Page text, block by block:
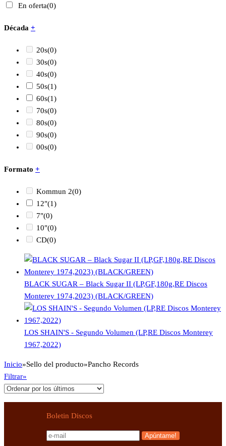
En oferta(0)
Década +
20s(0)
30s(0)
40s(0)
50s(1)
60s(1)
70s(0)
80s(0)
90s(0)
00s(0)
Formato +
Kommun 2(0)
12"(1)
7"(0)
10"(0)
CD(0)
BLACK SUGAR – Black Sugar II (LP,GF,180g,RE Discos
Monterey 1974,2023) (BLACK/GREEN)
LOS SHAIN'S - Segundo Volumen (LP,RE Discos Monterey
1967,2022)
Inicio»Sello del producto»Pancho Records
Filtrar»
Boletin Discos